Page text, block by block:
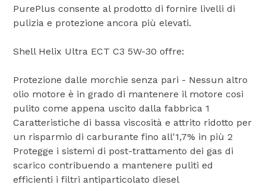
PurePlus consente al prodotto di fornire livelli di
pulizia e protezione ancora più elevati.
Shell Helix Ultra ECT C3 5W-30 offre:
Protezione dalle morchie senza pari - Nessun altro
olio motore è in grado di mantenere il motore cosi
pulito come appena uscito dalla fabbrica 1
Caratteristiche di bassa viscosità e attrito ridotto per
un risparmio di carburante fino all'1,7% in più 2
Protegge i sistemi di post-trattamento dei gas di
scarico contribuendo a mantenere puliti ed
efficienti i filtri antiparticolato diesel